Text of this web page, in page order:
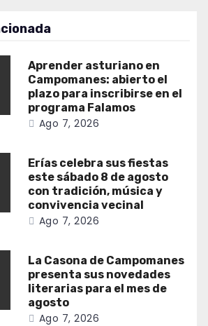
Aprender asturiano en
Campomanes: abierto el
plazo para inscribirse en el
programa Falamos
Ago 7, 2026
Erías celebra sus fiestas
este sábado 8 de agosto
con tradición, música y
convivencia vecinal
Ago 7, 2026
La Casona de Campomanes
presenta sus novedades
literarias para el mes de
agosto
Ago 7, 2026